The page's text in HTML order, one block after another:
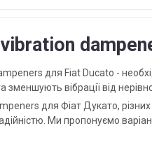
для Fiat Ducato -
зменшують вібрації від
для Фіат Дукато, різних
Ми пропонуємо